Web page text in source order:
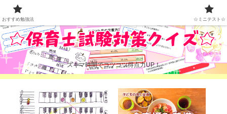
スキマ時間でコツコツ得点力UP！
おすすめ勉強法 ☆ミニテスト☆